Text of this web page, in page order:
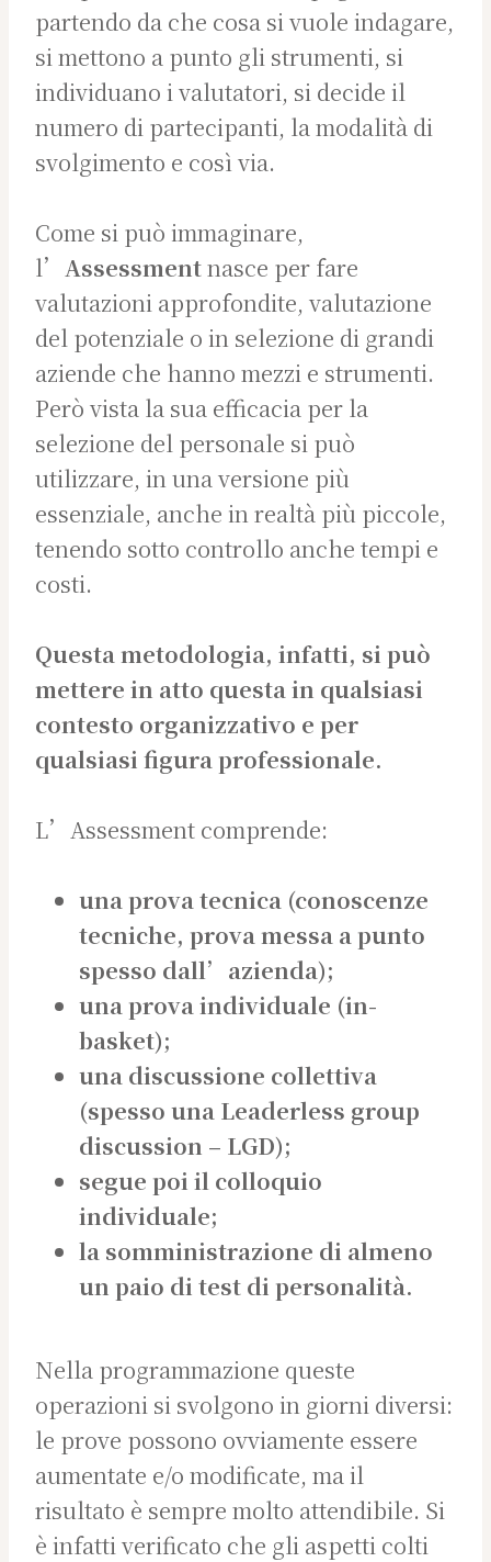
partendo da che cosa si vuole indagare,
si mettono a punto gli strumenti, si
individuano i valutatori, si decide il
numero di partecipanti, la modalità di
svolgimento e così via.
Come si può immaginare,
l’ Assessmentnasce per fare
valutazioni approfondite, valutazione
del potenziale o in selezione di grandi
aziende che hanno mezzi e strumenti.
Però vista la sua efficacia per la
selezione del personale si può
utilizzare, in una versione più
essenziale, anche in realtà più piccole,
tenendo sotto controllo anche tempi e
costi.
Questa metodologia, infatti, si può
mettere in atto questa in qualsiasi
contesto organizzativo e per
qualsiasi figura professionale.
L’Assessment comprende:
una prova tecnica (conoscenze
tecniche, prova messa a punto
spesso dall’azienda);
una prova individuale (in-
basket);
una discussione collettiva
(spesso una Leaderless group
discussion – LGD);
segue poi il colloquio
individuale;
la somministrazione di almeno
un paio di test di personalità.
Nella programmazione queste
operazioni si svolgono in giorni diversi:
le prove possono ovviamente essere
aumentate e/o modificate, ma il
risultato è sempre molto attendibile. Si
è infatti verificato che gli aspetti colti